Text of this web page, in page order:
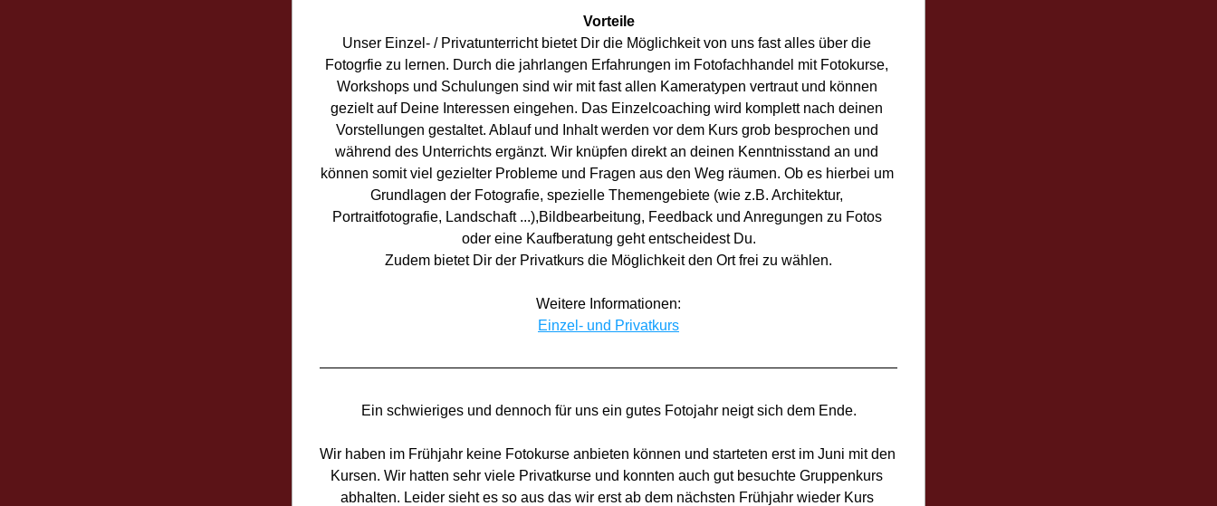
Vorteile
Unser Einzel- / Privatunterricht bietet Dir die Möglichkeit von uns fast alles über die
Fotogrfie zu lernen. Durch die jahrlangen Erfahrungen im Fotofachhandel mit Fotokurse,
Workshops und Schulungen sind wir mit fast allen Kameratypen vertraut und können
gezielt auf Deine Interessen eingehen. Das Einzelcoaching wird komplett nach deinen
Vorstellungen gestaltet. Ablauf und Inhalt werden vor dem Kurs grob besprochen und
während des Unterrichts ergänzt. Wir knüpfen direkt an deinen Kenntnisstand an und
können somit viel gezielter Probleme und Fragen aus den Weg räumen. Ob es hierbei um
Grundlagen der Fotografie, spezielle Themengebiete (wie z.B. Architektur,
Portraitfotografie, Landschaft ...),Bildbearbeitung, Feedback und Anregungen zu Fotos
oder eine Kaufberatung geht entscheidest Du.
Zudem bietet Dir der Privatkurs die Möglichkeit den Ort frei zu wählen.
Weitere Informationen:
Einzel- und Privatkurs
Ein schwieriges und dennoch für uns ein gutes Fotojahr neigt sich dem Ende.
Wir haben im Frühjahr keine Fotokurse anbieten können und starteten erst im Juni mit den
Kursen. Wir hatten sehr viele Privatkurse und konnten auch gut besuchte Gruppenkurs
abhalten. Leider sieht es so aus das wir erst ab dem nächsten Frühjahr wieder Kurs